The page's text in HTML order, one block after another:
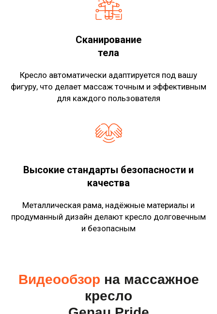
Сканирование
тела
Кресло автоматически адаптируется под вашу
фигуру, что делает массаж точным и эффективным
для каждого пользователя
Высокие стандарты безопасности и
качества
Металлическая рама, надёжные материалы и
продуманный дизайн делают кресло долговечным
и безопасным
Видеообзор на массажное
кресло